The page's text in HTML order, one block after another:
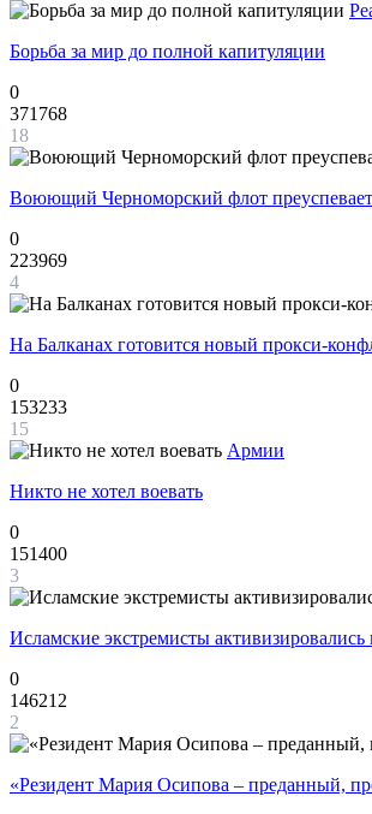
Борьба за мир до полной капитуляции
0
371768
18
Воюющий Черноморский флот
0
223969
4
На Балканах готовится новый прокси-
0
153233
15
Армии
Никто не хотел воевать
0
151400
3
Исламские экстремисты
0
146212
2
«Резидент Мария Осипова – преданный,